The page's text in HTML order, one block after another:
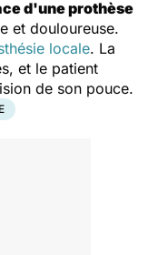
d'une prothèse
et douloureuse.
locale. La
et le patient
de son pouce.